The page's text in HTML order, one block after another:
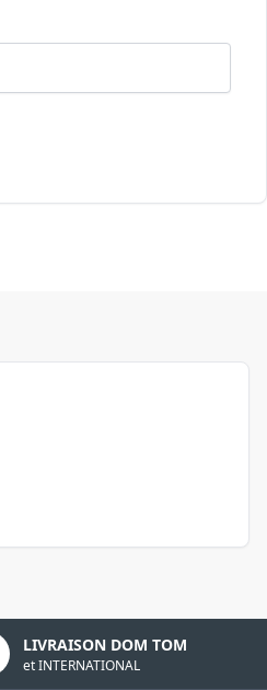
LIVRAISON DOM TOM
et INTERNATIONAL